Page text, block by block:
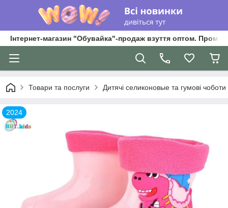
Інтернет-магазин "Обувайка"-продаж взуття оптом.
Товари та послуги Дитячі селиконовые та гумові чоботи
2024